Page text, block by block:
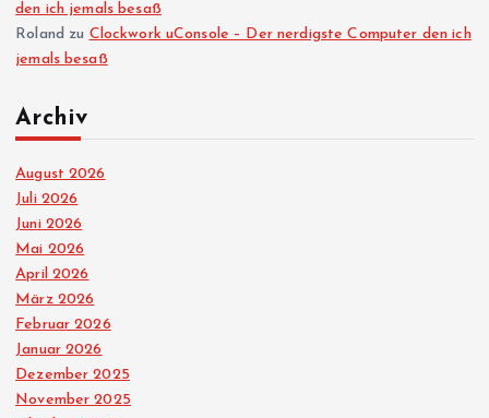
den ich jemals besaß
Roland zu Clockwork uConsole – Der nerdigste Computer den ich
jemals besaß
Archiv
August 2026
Juli 2026
Juni 2026
Mai 2026
April 2026
März 2026
Februar 2026
Januar 2026
Dezember 2025
November 2025